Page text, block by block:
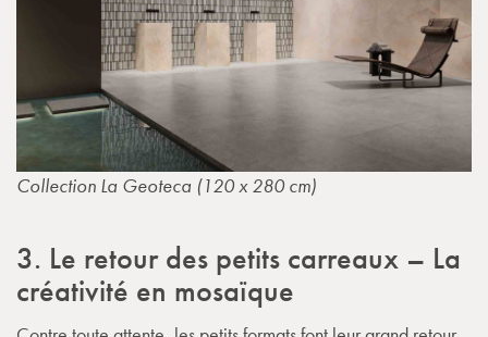
Collection La Geoteca (120 x 280 cm)
3. Le retour des petits carreaux – La
créativité en mosaïque